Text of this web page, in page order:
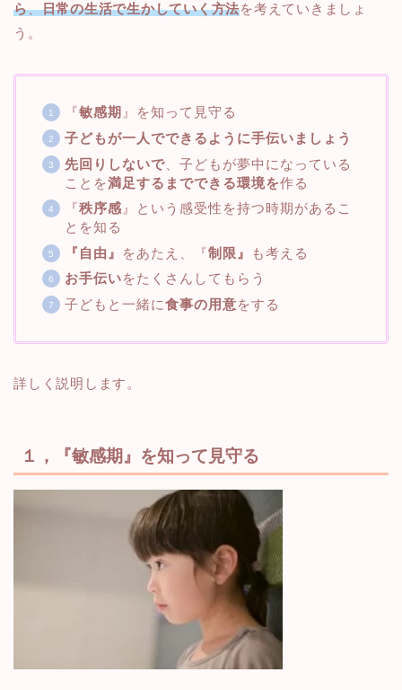
ら、日常の生活で生かしていく方法を考えていきましょ
う。
『敏感期 』を知って見守る
子どもが一人でできるように手伝いましょう
先回りしないで 、子どもが夢中になっている
ことを満足するまでできる環境を作る
『秩序感 』という感受性を持つ時期があるこ
とを知る
『自由』
をあたえ、『制限』
も考える
お手伝いをたくさんしてもらう
子どもと一緒に食事の用意をする
詳しく説明します。
１，『敏感期』を知って見守る